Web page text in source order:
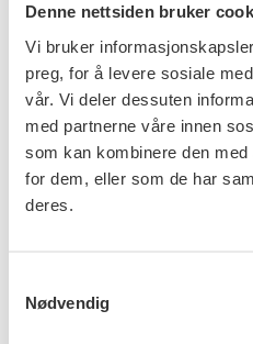
Denne nettsiden bruker
Vi bruker
preg, for å levere sosiale
vår. Vi deler dessuten
med partnerne våre innen
som kan kombinere den
for dem, eller som de har
deres.
Nødvendig
– Tillit er ferskvare, og
samfunnet, er avhengig
ivaretatt i arbeidslivet og i
hun.